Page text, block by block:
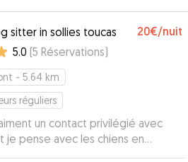
sitter in sollies toucas 20€/nuit
5.0 (5 Réservations)
- 5.64 km
réguliers
un contact privilégié avec
je pense avec les chiens en
sans la moindre